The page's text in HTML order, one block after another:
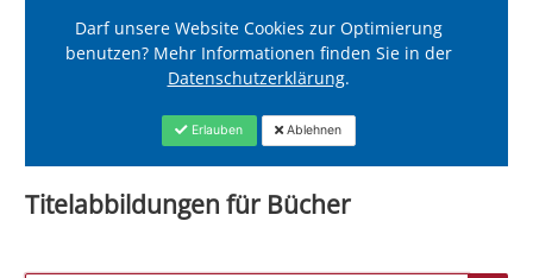
Darf unsere Website Cookies zur Optimierung
benutzen? Mehr Informationen finden Sie in der
Datenschutzerklärung.
Erlauben Ablehnen
Titelabbildungen für Bücher